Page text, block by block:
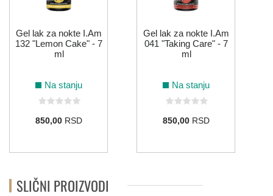
Gel lak za nokte I.Am
132 "Lemon Cake" - 7
ml
Na stanju
850,00RSD
Gel lak za nokte I.Am
041 "Taking Care" - 7
ml
Na stanju
850,00RSD
SLIČNI PROIZVODI